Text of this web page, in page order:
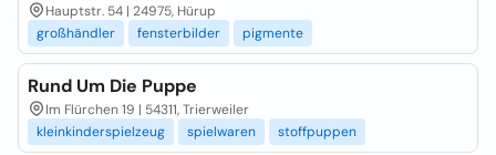
Hauptstr. 54 | 24975, Hürup
großhändler
fensterbilder pigmente
Rund Um Die Puppe
Im Flürchen 19 | 54311, Trierweiler
kleinkinderspielzeug
spielwaren stoffpuppen